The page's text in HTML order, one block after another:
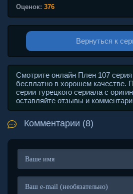
Оценок: 376
Вернуться к
Смотрите онлайн Плен 107 серия
бесплатно в хорошем качестве.
серии турецкого сериала с
оставляйте отзывы и
Комментарии (8)